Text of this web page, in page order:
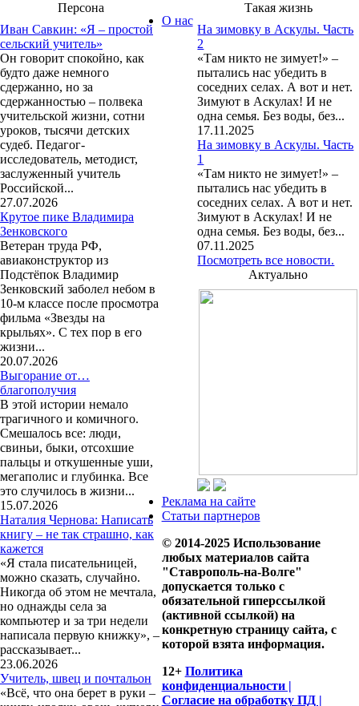
Персона
Иван Савкин: «Я – простой
сельский учитель»
Он говорит спокойно, как
будто даже немного
сдержанно, но за
сдержанностью – полвека
учительской жизни, сотни
уроков, тысячи детских
судеб. Педагог-
исследователь, методист,
заслуженный учитель
Российской...
27.07.2026
Крутое пике Владимира
Зенковского
Ветеран труда РФ,
авиаконструктор из
Подстёпок Владимир
Зенковский заболел небом в
10-м классе после просмотра
фильма «Звезды на
крыльях». С тех пор в его
жизни...
20.07.2026
Выгорание от…
благополучия
В этой истории немало
трагичного и комичного.
Смешалось все: люди,
свиньи, быки, отсохшие
пальцы и откушенные уши,
мегаполис и глубинка. Все
это случилось в жизни...
15.07.2026
Наталия Чернова: Написать
книгу – не так страшно, как
кажется
«Я стала писательницей,
можно сказать, случайно.
Никогда об этом не мечтала,
но однажды села за
компьютер и за три недели
написала первую книжку», –
рассказывает...
23.06.2026
Учитель, швец и почтальон
«Всё, что она берет в руки –
Такая жизнь
На зимовку в Аскулы. Часть
2
«Там никто не зимует!» –
пытались нас убедить в
соседних селах. А вот и нет.
Зимуют в Аскулах! И не
одна семья. Без воды, без...
17.11.2025
На зимовку в Аскулы. Часть
1
«Там никто не зимует!» –
пытались нас убедить в
соседних селах. А вот и нет.
Зимуют в Аскулах! И не
одна семья. Без воды, без...
07.11.2025
Посмотреть все новости.
Актуально
О нас
Реклама на сайте
Статьи партнеров
© 2014-2025 Использование
любых материалов сайта
"Ставрополь-на-Волге"
допускается только с
обязательной гиперссылкой
(активной ссылкой) на
конкретную страницу сайта, с
которой взята информация.
12+ Политика
конфиденциальности |
Согласие на обработку ПД |